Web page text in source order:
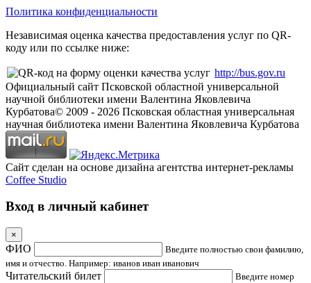
Политика конфиденциальности
Независимая оценка качества предоставления услуг по QR-
коду или по ссылке ниже:
http://bus.gov.ru
Официальный сайт Псковской областной универсальной
научной библиотеки имени Валентина Яковлевича
Курбатова© 2009 - 2026 Псковская областная универсальная
научная библиотека имени Валентина Яковлевича Курбатова
Сайт сделан на основе дизайна агентства интернет-рекламы
Coffee Studio
Вход в личный кабинет
×
ФИО
Введите полностью свои фамилию,
имя и отчество. Например: иванов иван иванович
Читательский билет
Введите номер